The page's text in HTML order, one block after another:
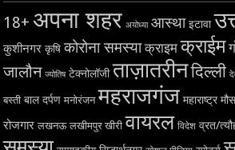
18+ अपना शहर अयोध्या आस्था इटावा
कुशीनगर कृषि कोरोना समस्या क्राइम क्राईम
जालौन ज्योतिष टेक्नोलॉजी ताज़ातरीनदिल्ली
बस्ती बाल दर्पण मनोरंजन महराजगंज महाराष्ट्र
रोजगार लखनऊ लखीमपुर खीरी वायरल विदेश व्रत/